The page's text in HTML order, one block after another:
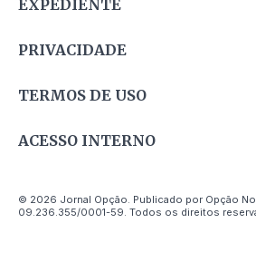
EXPEDIENTE
PRIVACIDADE
TERMOS DE USO
ACESSO INTERNO
© 2026 Jornal Opção. Publicado por Opção
09.236.355/0001-59. Todos os direitos